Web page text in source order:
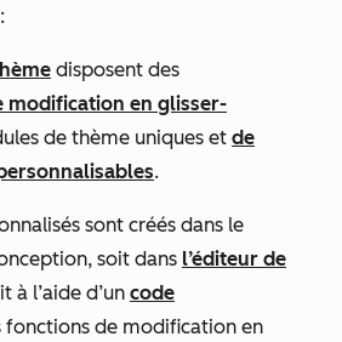
disposent des
modification en glisser-
de thème uniques et de
.
sont créés dans le
soit dans l’éditeur de
à l’aide d’un code
fonctions de modification en